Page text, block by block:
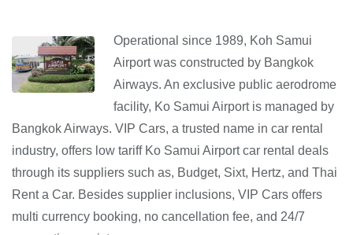
Operational since 1989, Koh Samui
Airport was constructed by Bangkok
Airways. An exclusive public aerodrome
facility, Ko Samui Airport is managed by
Bangkok Airways. VIP Cars, a trusted name in car rental
industry, offers low tariff Ko Samui Airport car rental deals
through its suppliers such as, Budget, Sixt, Hertz, and Thai
Rent a Car. Besides supplier inclusions, VIP Cars offers
multi currency booking, no cancellation fee, and 24/7